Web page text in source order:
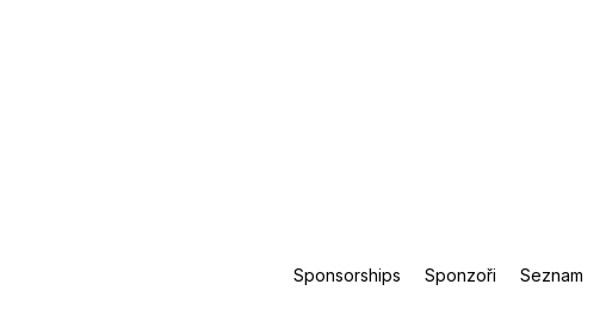
Sponsorships Sponzoři Seznam